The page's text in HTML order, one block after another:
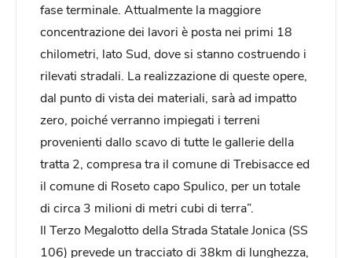
fase terminale. Attualmente la maggiore
concentrazione dei lavori è posta nei primi 18
chilometri, lato Sud, dove si stanno costruendo i
rilevati stradali. La realizzazione di queste opere,
dal punto di vista dei materiali, sarà ad impatto
zero, poiché verranno impiegati i terreni
provenienti dallo scavo di tutte le gallerie della
tratta 2, compresa tra il comune di Trebisacce ed
il comune di Roseto capo Spulico, per un totale
di circa 3 milioni di metri cubi di terra”.
Il Terzo Megalotto della Strada Statale Jonica (SS
106) prevede un tracciato di 38km di lunghezza,